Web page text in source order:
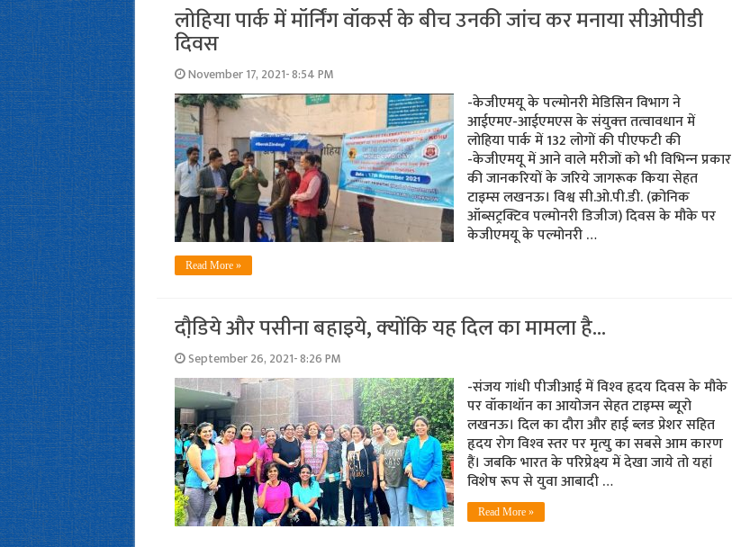
लोहिया पार्क में मॉर्निंग वॉकर्स के बीच उनकी जांच कर मनाया सीओपीडी
दिवस
November 17, 2021- 8:54 PM
-केजीएमयू के पल्‍मोनरी मेडिसिन विभाग ने
आईएमए-आईएमएस के संयुक्‍त तत्‍वावधान में
लोहिया पार्क में 132 लोगों की पीएफटी की
-केजीएमयू में आने वाले मरीजों को भी विभिन्‍न प्रकार
की जानकरियों के जरिये जागरूक किया सेहत
टाइम्‍स लखनऊ। विश्व सी.ओ.पी.डी. (क्रोनिक
ऑब्सट्रक्टिव पल्मोनरी डिजीज) दिवस के मौके पर
केजीएमयू के पल्‍मोनरी …
Read More »
दौडि़ये और पसीना बहाइये, क्‍योंकि यह दिल का मामला है…
September 26, 2021- 8:26 PM
-संजय गांधी पीजीआई में विश्‍व हृदय दिवस के मौके
पर वॉकाथॉन का आयोजन सेहत टाइम्‍स ब्‍यूरो
लखनऊ। दिल का दौरा और हाई ब्‍लड प्रेशर सहित
हृदय रोग विश्‍व स्‍तर पर मृत्‍यु का सबसे आम कारण
हैं। जबकि भारत के परिप्रेक्ष्‍य में देखा जाये तो यहां
विशेष रूप से युवा आबादी …
Read More »